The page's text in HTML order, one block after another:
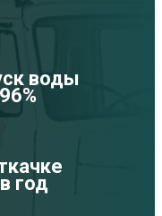
воды
год